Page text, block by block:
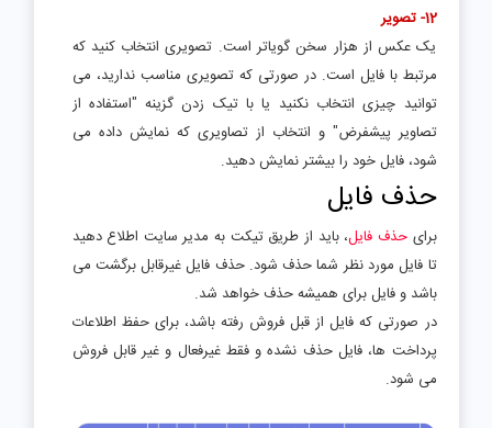
12- تصویر
یک عکس از هزار سخن گویاتر است. تصویری انتخاب کنید که
مرتبط با فایل است. در صورتی که تصویری مناسب ندارید، می
توانید چیزی انتخاب نکنید یا با تیک زدن گزینه "استفاده از
تصاویر پیشفرض" و انتخاب از تصاویری که نمایش داده می
شود، فایل خود را بیشتر نمایش دهید.
حذف فایل
برایحذف فایل، باید از طریق تیکت به مدیر سایت اطلاع دهید
تا فایل مورد نظر شما حذف شود. حذف فایل غیرقابل برگشت می
باشد و فایل برای همیشه حذف خواهد شد.
در صورتی که فایل از قبل فروش رفته باشد، برای حفظ اطلاعات
پرداخت ها، فایل حذف نشده و فقط غیرفعال و غیر قابل فروش
می شود.